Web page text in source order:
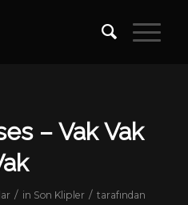
– Vak Vak
/ in Son Klipler / tarafından